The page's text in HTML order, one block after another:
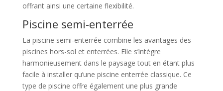
offrant ainsi une certaine flexibilité.
Piscine semi-enterrée
La piscine semi-enterrée combine les avantages des
piscines hors-sol et enterrées. Elle s’intègre
harmonieusement dans le paysage tout en étant plus
facile à installer qu’une piscine enterrée classique. Ce
type de piscine offre également une plus grande